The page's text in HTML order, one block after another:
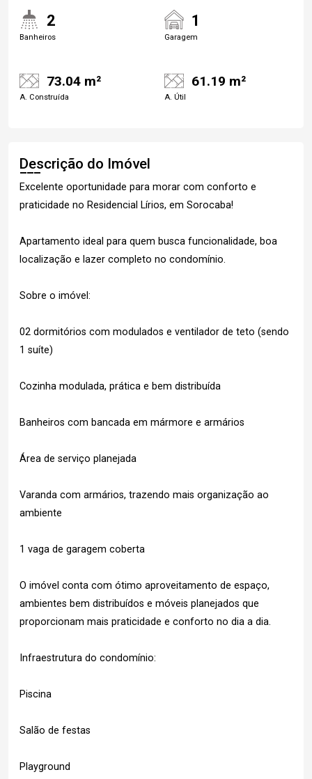
2
Banheiros
1
Garagem
73.04 m²
A. Construída
61.19 m²
A. Útil
Descrição do Imóvel
Excelente oportunidade para morar com conforto e
praticidade no Residencial Lírios, em Sorocaba!
Apartamento ideal para quem busca funcionalidade, boa
localização e lazer completo no condomínio.
Sobre o imóvel:
02 dormitórios com modulados e ventilador de teto (sendo
1 suíte)
Cozinha modulada, prática e bem distribuída
Banheiros com bancada em mármore e armários
Área de serviço planejada
Varanda com armários, trazendo mais organização ao
ambiente
1 vaga de garagem coberta
O imóvel conta com ótimo aproveitamento de espaço,
ambientes bem distribuídos e móveis planejados que
proporcionam mais praticidade e conforto no dia a dia.
Infraestrutura do condomínio:
Piscina
Salão de festas
Playground